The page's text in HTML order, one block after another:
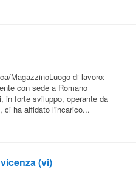
MagazzinoLuogo di lavoro:
con sede a Romano
in forte sviluppo, operante da
ci ha affidato l'incarico...
(vi)